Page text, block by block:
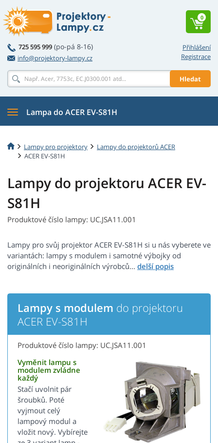
Přihlášení
Registrace
725 595 999 (po-pá 8-16)
info@projektory-lampy.cz
Hledat
0
Lampa do ACER EV-S81H
Lampy pro projektory
Lampy do projektorů ACER
ACER EV-S81H
Lampy do projektoru ACER EV-
S81H
Produktové číslo lampy: UC.JSA11.001
Lampy pro svůj projektor ACER EV-S81H si u nás vyberete ve
variantách: lampy s modulem i samotné výbojky od
originálních i neoriginálních výrobců...
Lampy s modulem do projektoru
ACER EV-S81H
Produktové číslo lampy: UC.JSA11.001
Vyměnit lampu s
modulem zvládne
každý
Stačí uvolnit pár
šroubků. Poté
vyjmout celý
lampový modul a
vložit nový. Vybírejte